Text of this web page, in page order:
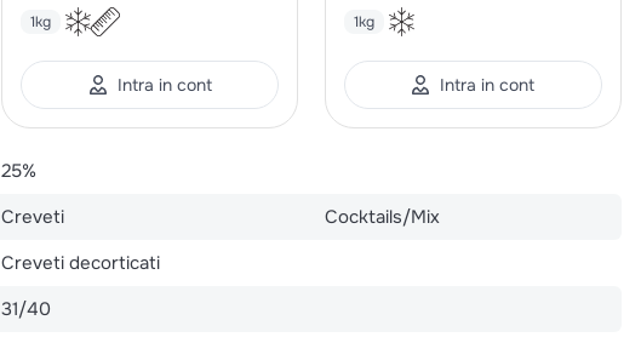
1kg
Intra in cont
1kg
Intra in cont
25%
Creveti
Cocktails/Mix
Creveti decorticati
31/40